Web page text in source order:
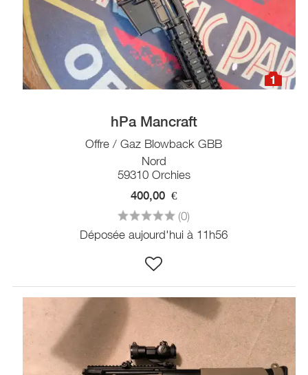
1
hPa Mancraft
Offre / Gaz Blowback GBB
Nord
59310 Orchies
400,00 €
(0)
Déposée aujourd'hui à 11h56